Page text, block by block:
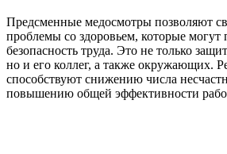
Предсменные медосмотры позволяют
проблемы со здоровьем, которые могут
безопасность труда. Это не только
но и его коллег, а также окружающих.
способствуют снижению числа
повышению общей эффективности